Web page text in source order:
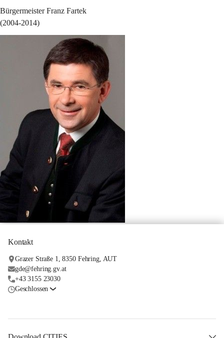
Bürgermeister Franz Fartek
(2004-2014)
Kontakt
Grazer Straße 1, 8350 Fehring, AUT
gde@fehring.gv.at
+43 3155 23030
Geschlossen